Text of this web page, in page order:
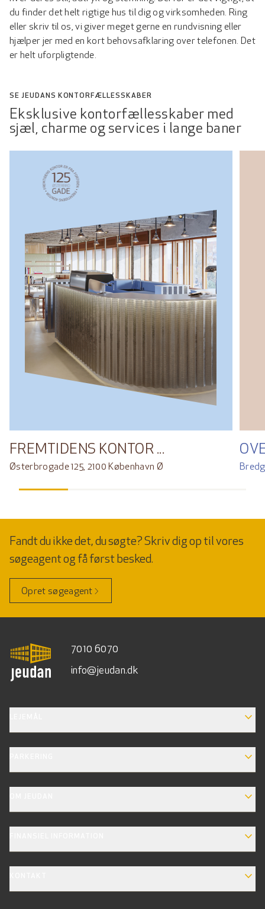
du finder det helt rigtige hus til dig og virksomheden. Ring
eller skriv til os, vi giver meget gerne en rundvisning eller
hjælper jer med en kort behovsafklaring over telefonen. Det
er helt uforpligtende.
SE JEUDANS KONTORFÆLLESSKABER
Eksklusive kontorfællesskaber med
sjæl, charme og services i lange baner
FREMTIDENS KONTOR ...
Østerbrogade 125, 2100 København Ø
Fandt du ikke det, du søgte? Skriv dig op til vores
søgeagent og få først besked.
Opret søgeagent
7010 6070
info@jeudan.dk
EXPAND_MORE
EXPAND_MORE
EXPAND_MORE
EXPAND_MORE
EXPAND_MORE